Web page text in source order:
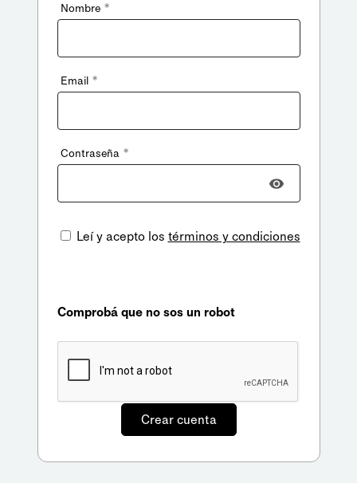
Nombre *
Email *
Contraseña *
Leí y acepto los términos y condiciones
Comprobá que no sos un robot